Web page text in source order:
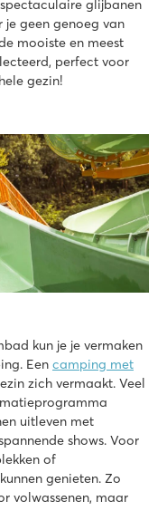
glijbanen
je geen genoeg van
mooiste en meest
perfect voor
gezin!
kun je je vermaken
Een camping met
zich vermaakt. Veel
uitleven met
shows. Voor
of
genieten. Zo
volwassenen, maar